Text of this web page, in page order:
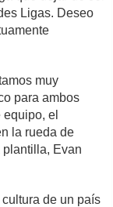
Ligas. Deseo
muy
para ambos
el
la rueda de
plantilla, Evan
de un país